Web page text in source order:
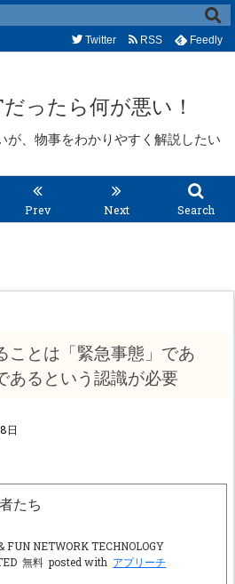
ったら何が悪い！
が、物事をわかりやすく解説したい
Prev Next Search
Twitter RSS Feedly
ことは「緊急事態」であ
あるという認識が必要
日
たち
FUN NETWORK TECHNOLOGY
無料 posted with アプリーチ